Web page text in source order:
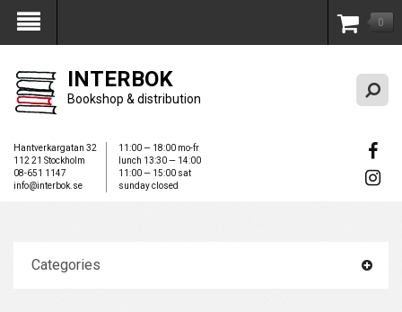
My Account 0
INTERBOK
Bookshop & distribution
Hantverkargatan 32
112 21 Stockholm
08-651 1147
info@interbok.se
11:00 — 18:00 mo-fr
lunch 13:30 — 14:00
11:00 — 15:00 sat
sunday closed
Categories